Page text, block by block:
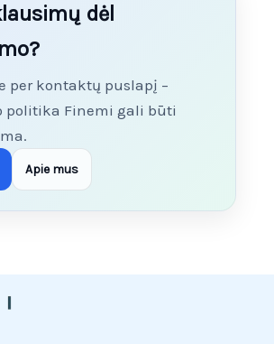
dėl
per kontaktų puslapį –
politika Finemi gali būti
Apie mus